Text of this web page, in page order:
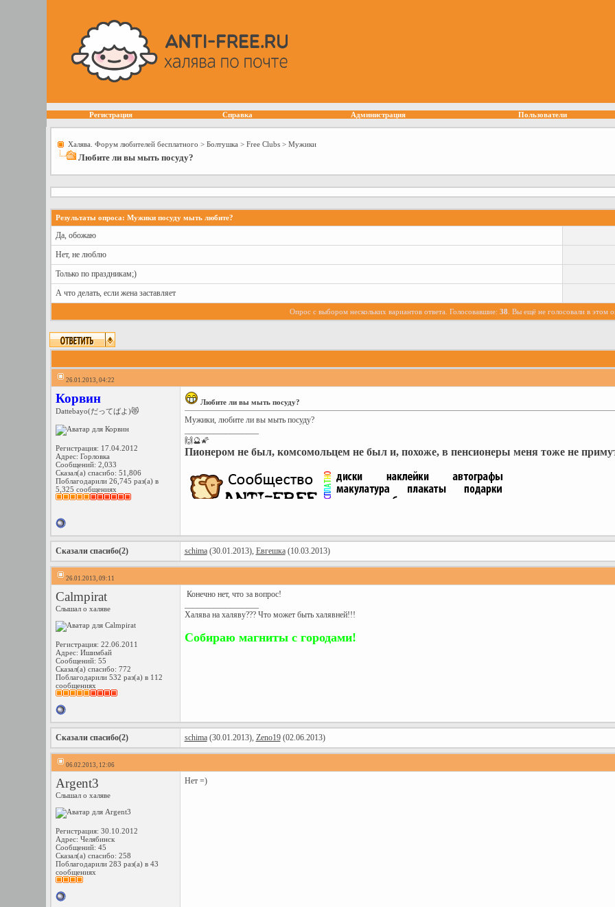
Регистрация Справка Администрация Пользователи
Халява. Форум любителей бесплатного > Болтушка > Free Сlubs > Мужики
Любите ли вы мыть посуду?
Результаты опроса: Мужики посуду мыть любите?
Да, обожаю
Нет, не люблю
Только по праздникам;)
А что делать, если жена заставляет
Опрос с выбором нескольких вариантов ответа. Голосовавшие: 38 . Вы ещё не голосовали в этом
26.01.2013, 04:22
Корвин
Dattebayo(だってばよ)😻
Регистрация: 17.04.2012
Адрес: Горловка
Сообщений: 2,033
Сказал(а) спасибо: 51,806
Поблагодарили 26,745 раз(а) в
5,325 сообщениях
Любите ли вы мыть посуду?
Мужики, любите ли вы мыть посуду?
🙌🔮🌠
Пионером не был, комсомольцем не был и, похоже, в пенсионеры меня тоже не
Сказали спасибо(2) schima(30.01.2013), Евгешка(10.03.2013)
26.01.2013, 09:11
Calmpirat
Слышал о халяве
Регистрация: 22.06.2011
Адрес: Ишимбай
Сообщений: 55
Сказал(а) спасибо: 772
Поблагодарили 532 раз(а) в 112
сообщениях
Конечно нет, что за вопрос!
Халява на халяву??? Что может быть халявней!!!
Собираю магниты с городами!
Сказали спасибо(2) schima(30.01.2013), Zeno19(02.06.2013)
06.02.2013, 12:06
Argent3
Слышал о халяве
Регистрация: 30.10.2012
Адрес: Челябинск
Сообщений: 45
Сказал(а) спасибо: 258
Поблагодарили 283 раз(а) в 43
сообщениях
Нет =)